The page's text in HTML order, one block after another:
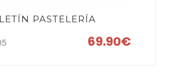
PASTELERÍA
69.90€